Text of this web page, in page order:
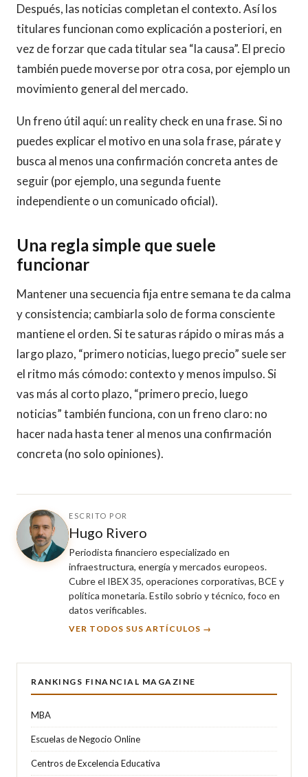
Después, las noticias completan el contexto. Así los
titulares funcionan como explicación a posteriori, en
vez de forzar que cada titular sea “la causa”. El precio
también puede moverse por otra cosa, por ejemplo un
movimiento general del mercado.
Un freno útil aquí: un reality check en una frase. Si no
puedes explicar el motivo en una sola frase, párate y
busca al menos una confirmación concreta antes de
seguir (por ejemplo, una segunda fuente
independiente o un comunicado oficial).
Una regla simple que suele
funcionar
Mantener una secuencia fija entre semana te da calma
y consistencia; cambiarla solo de forma consciente
mantiene el orden. Si te saturas rápido o miras más a
largo plazo, “primero noticias, luego precio” suele ser
el ritmo más cómodo: contexto y menos impulso. Si
vas más al corto plazo, “primero precio, luego
noticias” también funciona, con un freno claro: no
hacer nada hasta tener al menos una confirmación
concreta (no solo opiniones).
ESCRITO POR
Hugo Rivero
Periodista financiero especializado en
infraestructura, energía y mercados europeos.
Cubre el IBEX 35, operaciones corporativas, BCE y
política monetaria. Estilo sobrio y técnico, foco en
datos verificables.
VER TODOS SUS ARTÍCULOS →
RANKINGS FINANCIAL MAGAZINE
MBA
Escuelas de Negocio Online
Centros de Excelencia Educativa